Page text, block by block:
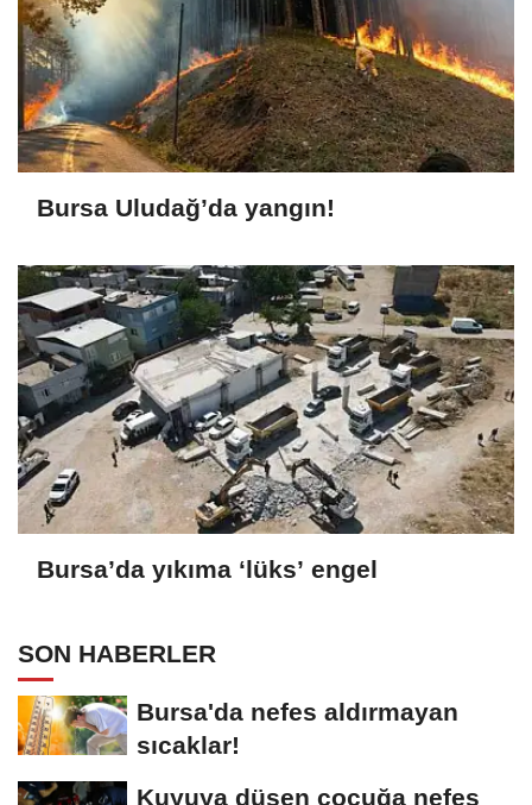
Bursa Uludağ’da yangın!
Bursa’da yıkıma ‘lüks’ engel
SON HABERLER
Bursa'da nefes aldırmayan
sıcaklar!
Kuyuya düşen çocuğa nefes